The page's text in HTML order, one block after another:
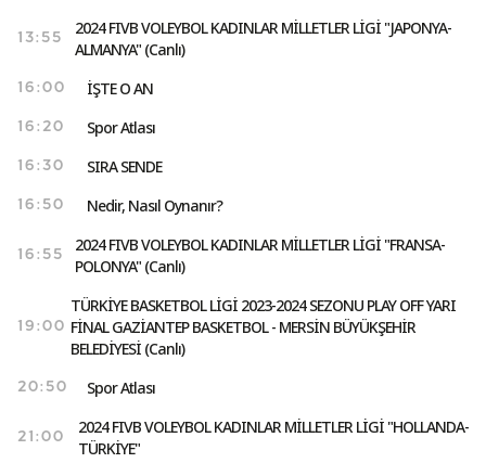
13:55
2024 FIVB VOLEYBOL KADINLAR MİLLETLER LİGİ "JAPONYA-
ALMANYA" (Canlı)
16:00 İŞTE O AN
16:20 Spor Atlası
16:30 SIRA SENDE
16:50 Nedir, Nasıl Oynanır?
16:55
2024 FIVB VOLEYBOL KADINLAR MİLLETLER LİGİ "FRANSA-
POLONYA" (Canlı)
19:00
TÜRKİYE BASKETBOL LİGİ 2023-2024 SEZONU PLAY OFF YARI
FİNAL GAZİANTEP BASKETBOL - MERSİN BÜYÜKŞEHİR
BELEDİYESİ (Canlı)
20:50 Spor Atlası
21:00
2024 FIVB VOLEYBOL KADINLAR MİLLETLER LİGİ "HOLLANDA-
TÜRKİYE"